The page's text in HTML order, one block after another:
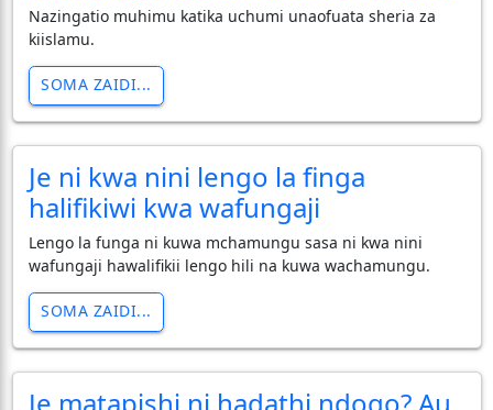
Nazingatio muhimu katika uchumi unaofuata sheria za
kiislamu.
SOMA ZAIDI...
Je ni kwa nini lengo la finga
halifikiwi kwa wafungaji
Lengo la funga ni kuwa mchamungu sasa ni kwa nini
wafungaji hawalifikii lengo hili na kuwa wachamungu.
SOMA ZAIDI...
Je matapishi ni hadathi ndogo? Au